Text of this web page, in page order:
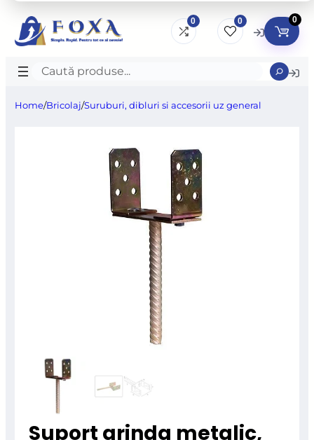
0 0 0
Caută
Home/Bricolaj/Suruburi, dibluri si accesorii uz general
Suport grinda metalic,